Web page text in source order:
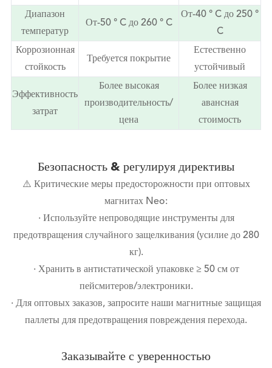
Диапазон
температур
От-50 ° C до 260 ° C
От-40 ° C до 250 °
C
Коррозионная
стойкость
Требуется покрытие
Естественно
устойчивый
Эффективность
затрат
Более высокая
производительность/
цена
Более низкая
авансная
стоимость
Безопасность & регулируя директивы
⚠️ Критические меры предосторожности при оптовых
магнитах Neo:
· Используйте непроводящие инструменты для
предотвращения случайного защелкивания (усилие до 280
кг).
· Хранить в антистатической упаковке ≥ 50 см от
пейсмитеров/электроники.
· Для оптовых заказов, запросите наши магнитные защищая
паллеты для предотвращения повреждения перехода.
Заказывайте с уверенностью